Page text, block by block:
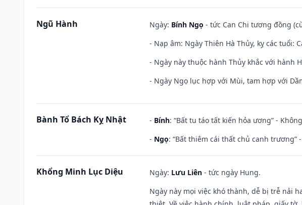
Ngũ Hành Ngày: Bính Ngọ - tức Can Chi tương đồng
- Nạp âm: Ngày Thiên Hà Thủy, kỵ các tuổi:
- Ngày này thuộc hành Thủy khắc với hành
- Ngày Ngọ lục hợp với Mùi, tam hợp với
Bành Tổ Bách Kỵ Nhật - Bính: “Bất tu táo tất kiến hỏa ương” -
- Ngọ: “Bất thiêm cái thất chủ canh
Khổng Minh Lục Diệu Ngày: Lưu Liên - tức ngày Hung.
Ngày này mọi việc khó thành, dễ bị trễ nải